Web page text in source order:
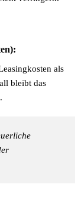
als
bleibt das